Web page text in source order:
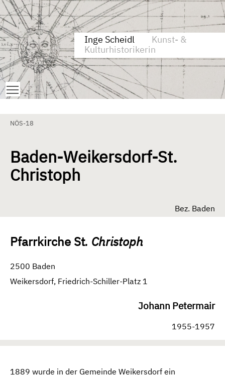
Zum Inhalt springen
Aktuelle Seite: Baden-Weikersdorf-St. Christoph
Inge Scheidl
Kunst- &
Kulturhistorikerin
Toggle main menu visibility
NÖS-18
Baden-Weikersdorf-St.
Christoph
Bez. Baden
Pfarrkirche St. Christoph
2500 Baden
Weikersdorf, Friedrich-Schiller-Platz 1
Johann Petermair
1955-1957
1889 wurde in der Gemeinde Weikersdorf ein